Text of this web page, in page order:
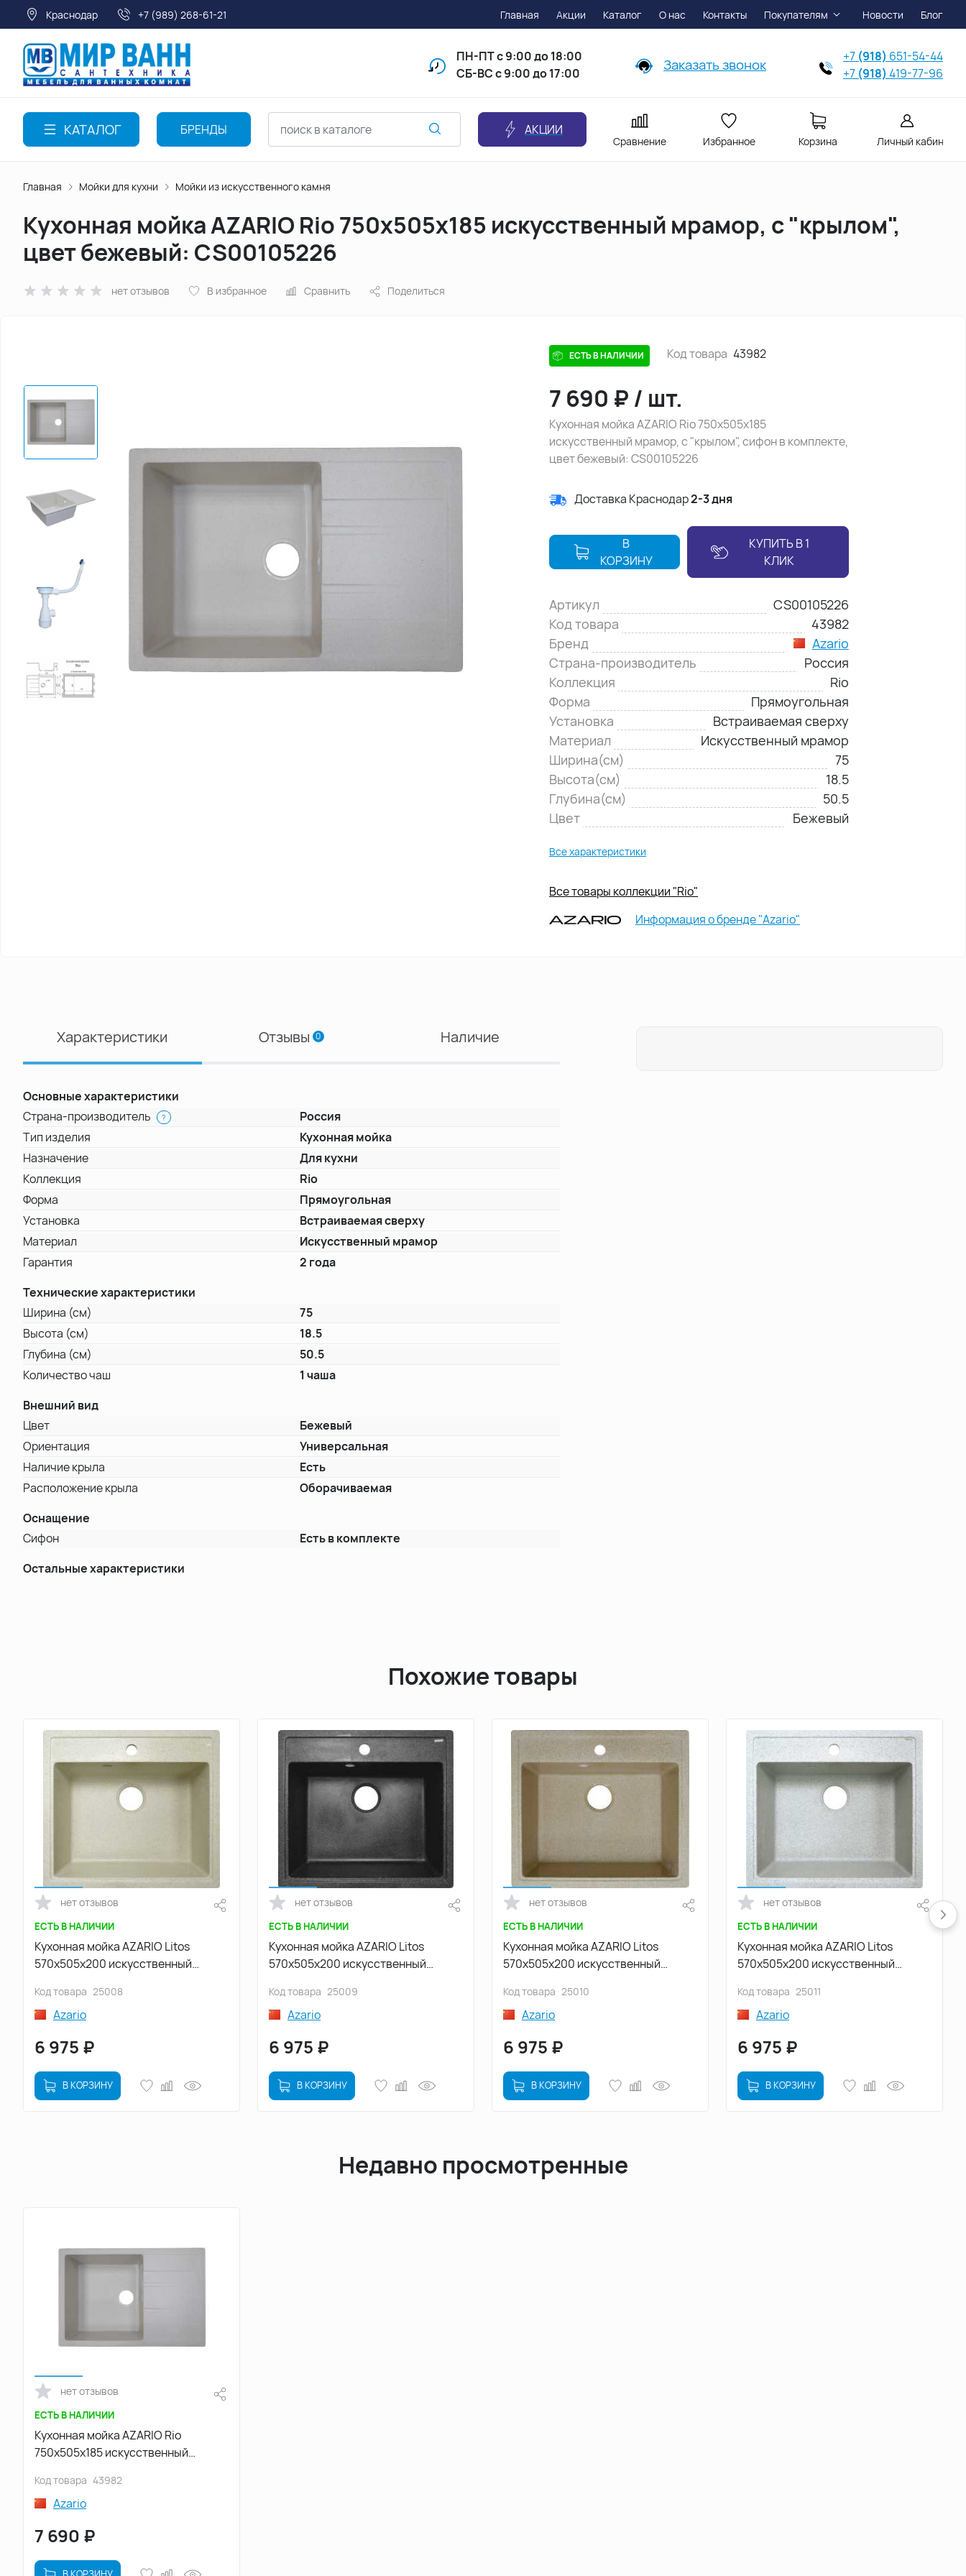
Краснодар +7 (989) 268-61-21 Главная Акции Каталог О нас Контакты Покупателям Новости Блог
ПН-ПТс 9:00 до 18:00
СБ-ВС с 9:00 до 17:00
Заказать звонок +7 (918) 651-54-44
+7 (918) 419-77-96
КАТАЛОГ БРЕНДЫ АКЦИИ
Сравнение Избранное Корзина Личный кабинет
Главная Мойки для кухни Мойки из искусственного камня
Кухонная мойка AZARIO Rio 750x505x185 искусственный мрамор, с "крылом",
цвет бежевый: CS00105226
нет отзывов В избранное Сравнить Поделиться
ЕСТЬ В НАЛИЧИИ Код товара 43982
7 690 ₽ / шт.
Кухонная мойка AZARIO Rio 750x505x185
искусственный мрамор, с "крылом", сифон в комплекте,
цвет бежевый: CS00105226
Доставка Краснодар2-3 дня
В
КОРЗИНУ
КУПИТЬ В 1
КЛИК
Артикул
CS00105226
Код товара
43982
Бренд
Azario
Страна-производитель
Россия
Коллекция
Rio
Форма
Прямоугольная
Установка
Встраиваемая сверху
Материал
Искусственный мрамор
Ширина(см)
75
Высота(см)
18.5
Глубина(см)
50.5
Цвет
Бежевый
Все характеристики
Все товары коллекции "Rio"
Информация о бренде "Azario"
Характеристики Отзывы 0 Наличие
Основные характеристики
Страна-производитель
?
Россия
Тип изделия
Кухонная мойка
Назначение
Для кухни
Коллекция
Rio
Форма
Прямоугольная
Установка
Встраиваемая сверху
Материал
Искусственный мрамор
Гарантия
2 года
Технические характеристики
Ширина (см)
75
Высота (см)
18.5
Глубина (см)
50.5
Количество чаш
1 чаша
Внешний вид
Цвет
Бежевый
Ориентация
Универсальная
Наличие крыла
Есть
Расположение крыла
Оборачиваемая
Оснащение
Сифон
Есть в комплекте
Остальные характеристики
Похожие товары
нет отзывов
ЕСТЬ В НАЛИЧИИ
Кухонная мойка AZARIO Litos
570x505x200 искусственный
(CS00078324)
Код товара 25008
Azario
6 975 ₽
В КОРЗИНУ
нет отзывов
ЕСТЬ В НАЛИЧИИ
Кухонная мойка AZARIO Litos
570x505x200 искусственный
(CS00078325)
Код товара 25009
Azario
6 975 ₽
В КОРЗИНУ
нет отзывов
ЕСТЬ В НАЛИЧИИ
Кухонная мойка AZARIO Litos
570x505x200 искусственный
(CS00078326)
Код товара 25010
Azario
6 975 ₽
В КОРЗИНУ
нет отзывов
ЕСТЬ В НАЛИЧИИ
Кухонная мойка AZARIO Litos
570x505x200 искусственный
(CS00078328)
Код товара 25011
Azario
6 975 ₽
В КОРЗИНУ
Недавно просмотренные
нет отзывов
ЕСТЬ В НАЛИЧИИ
Кухонная мойка AZARIO Rio
750x505x185 искусственный
CS00105226
Код товара 43982
Azario
7 690 ₽